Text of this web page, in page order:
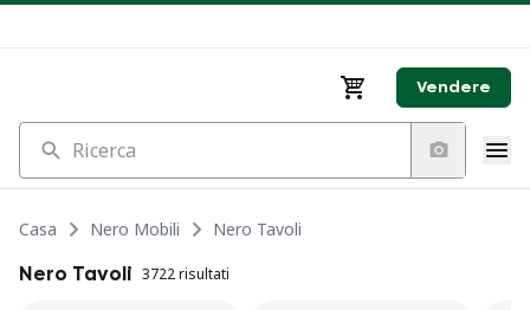
Vendere
Ricerca
Casa Nero Mobili
Nero Tavoli
Nero Tavoli 3722 risultati